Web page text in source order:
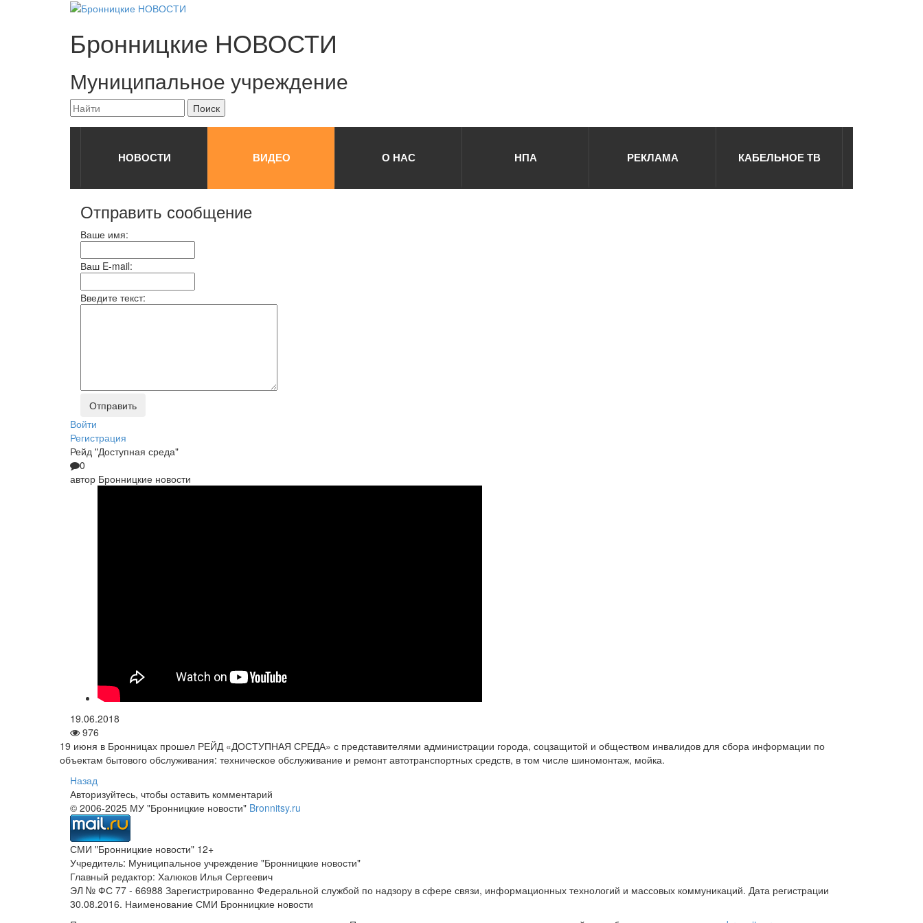
Бронницкие НОВОСТИ
Муниципальное учреждение
НОВОСТИ ВИДЕО О НАС НПА РЕКЛАМА КАБЕЛЬНОЕ ТВ
Отправить сообщение
Ваше имя:
Ваш E-mail:
Введите текст:
Войти
Регистрация
Рейд "Доступная среда"
0
автор Бронницкие новости
19.06.2018
976
19 июня в Бронницах прошел РЕЙД «ДОСТУПНАЯ СРЕДА» с представителями администрации города, соцзащитой и обществом инвалидов для сбора информации по
объектам бытового обслуживания: техническое обслуживание и ремонт автотранспортных средств, в том числе шиномонтаж, мойка.
Назад
Авторизуйтесь, чтобы оставить комментарий
© 2006-2025 МУ "Бронницкие новости" Bronnitsy.ru
СМИ "Бронницкие новости" 12+
Учредитель: Муниципальное учреждение "Бронницкие новости"
Главный редактор: Халюков Илья Сергеевич
ЭЛ № ФС 77 - 66988 Зарегистрированно Федеральной службой по надзору в сфере связи, информационных технологий и массовых коммуникаций. Дата регистрации
30.08.2016. Наименование СМИ Бронницкие новости